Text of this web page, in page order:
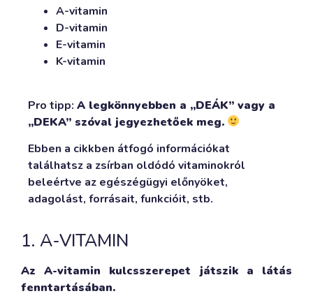
A-vitamin
D-vitamin
E-vitamin
K-vitamin
Pro tipp: A legkönnyebben a „DEÁK” vagy a
„DEKA” szóval jegyezhetőek meg.
Ebben a cikkben átfogó információkat
találhatsz a zsírban oldódó vitaminokról
beleértve az egészégügyi előnyöket,
adagolást, forrásait, funkcióit, stb.
1. A-VITAMIN
Az A-vitamin kulcsszerepet játszik a látás
fenntartásában.